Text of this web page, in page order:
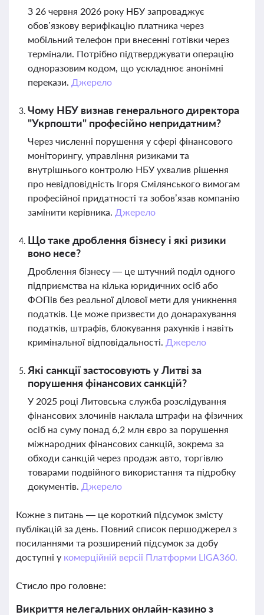
З 26 червня 2026 року НБУ запроваджує
обов’язкову верифікацію платника через
мобільний телефон при внесенні готівки через
термінали. Потрібно підтверджувати операцію
одноразовим кодом, що ускладнює анонімні
перекази. Джерело
Чому НБУ визнав генерального директора
"Укрпошти" професійно непридатним?
Через численні порушення у сфері фінансового
моніторингу, управління ризиками та
внутрішнього контролю НБУ ухвалив рішення
про невідповідність Ігоря Смілянського вимогам
професійної придатності та зобов’язав компанію
замінити керівника. Джерело
Що таке дроблення бізнесу і які ризики
воно несе?
Дроблення бізнесу — це штучний поділ одного
підприємства на кілька юридичних осіб або
ФОПів без реальної ділової мети для уникнення
податків. Це може призвести до донарахування
податків, штрафів, блокування рахунків і навіть
кримінальної відповідальності. Джерело
Які санкції застосовують у Литві за
порушення фінансових санкцій?
У 2025 році Литовська служба розслідування
фінансових злочинів наклала штрафи на фізичних
осіб на суму понад 6,2 млн євро за порушення
міжнародних фінансових санкцій, зокрема за
обходи санкцій через продаж авто, торгівлю
товарами подвійного використання та підробку
документів. Джерело
Кожне з питань — це короткий підсумок змісту
публікацій за день. Повний список першоджерел з
посиланнями та розширений підсумок за добу
доступні у комерційній версії Платформи LIGA360.
Стисло про головне:
Викриття нелегальних онлайн-казино з